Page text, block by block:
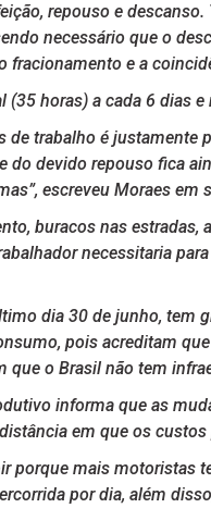
repouso e
necessário que o
e a
horas) a cada 6 dias
de trabalho é
devido repouso fica
escreveu Moraes em
buracos nas
necessitaria
dia 30 de junho, tem
pois acreditam
o Brasil não tem
informa que as
em que os
porque mais motoristas
por dia, além